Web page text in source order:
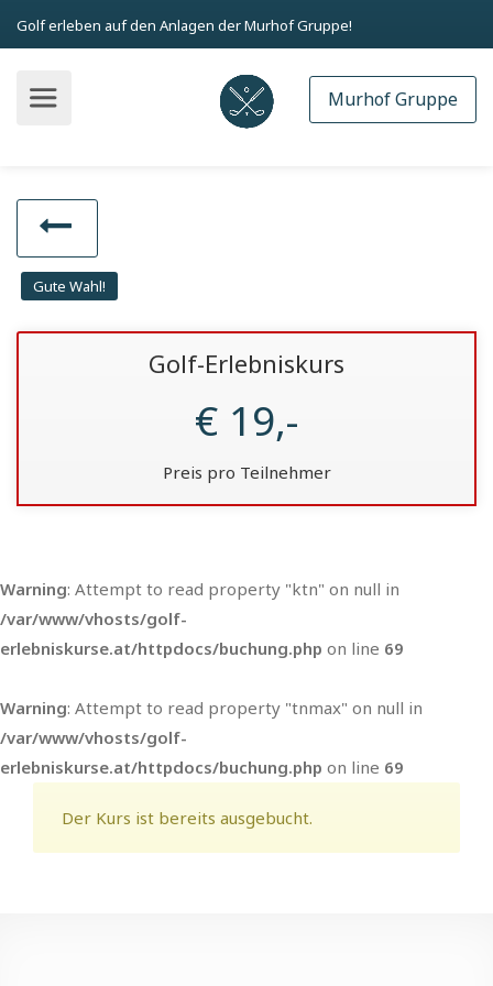
Golf erleben auf den Anlagen der Murhof Gruppe!
Murhof Gruppe
Gute Wahl!
Golf-Erlebniskurs
€ 19,-
Preis pro Teilnehmer
Warning: Attempt to read property "ktn" on null in
/var/www/vhosts/golf-
erlebniskurse.at/httpdocs/buchung.php on line 69
Warning: Attempt to read property "tnmax" on null in
/var/www/vhosts/golf-
erlebniskurse.at/httpdocs/buchung.php on line 69
Der Kurs ist bereits ausgebucht.